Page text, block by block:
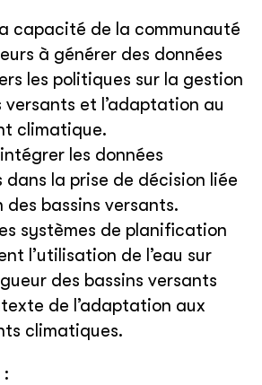
capacité de la communauté
à générer des données
les politiques sur la gestion
versants et l’adaptation au
climatique.
les données
la prise de décision liée
des bassins versants.
systèmes de planification
l’utilisation de l’eau sur
des bassins versants
de l’adaptation aux
climatiques.